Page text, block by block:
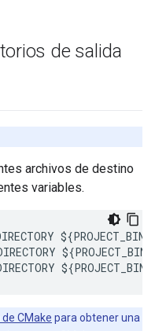
de salida
archivos de destino
variables.
CMake para obtener una